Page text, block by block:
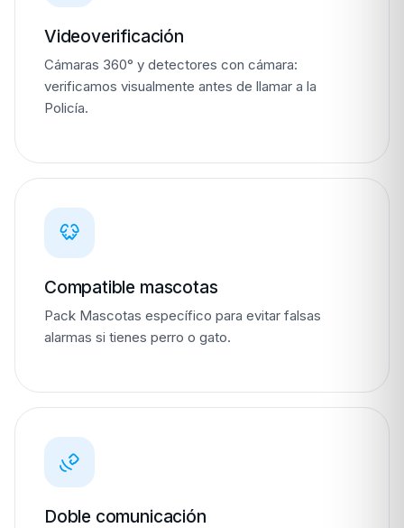
Videoverificación
Cámaras 360° y detectores con cámara:
verificamos visualmente antes de llamar a la
Policía.
Compatible mascotas
Pack Mascotas específico para evitar falsas
alarmas si tienes perro o gato.
Doble comunicación